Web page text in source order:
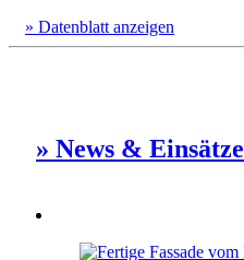
» Datenblatt anzeigen
» News & Einsätze